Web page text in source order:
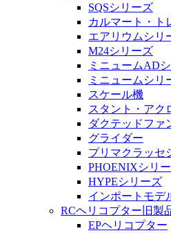
SQSシリーズ
カルマート・ト
エアリウムシリ
M24シリーズ
ミニュームAD
ミニュームシリ
スケール機
スタント・アク
ダクテッドファ
グライダー
プリマクラッセ
PHOENIXシリ
HYPEシリーズ
インポートモデ
RCヘリコプター旧製
EPヘリコプター